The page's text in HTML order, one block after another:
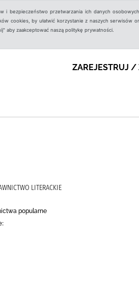
i bezpieczeństwo przetwarzania ich danych
cookies, by ułatwić korzystanie z naszych serwisów
aby zaakceptować naszą politykę prywatności.
ZAREJESTRUJ /
LITERACKIE
popularne